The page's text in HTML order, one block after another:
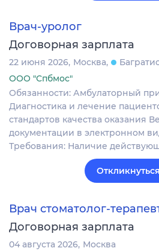
Врач-уролог
Договорная зарплата
22 июня 2026 Москва
ООО "Спбмос"
Обязанности: Амбулаторный
Диагностика и лечение
стандартов качества оказания
документации в электронном
Требования: Наличие
Откликнуться
Врач стоматолог-
Договорная зарплата
04 августа 2026 Москва